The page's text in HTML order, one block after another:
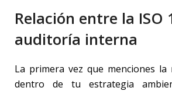
Relación entre la ISO
auditoría interna
La primera vez que menciones la
dentro de tu estrategia